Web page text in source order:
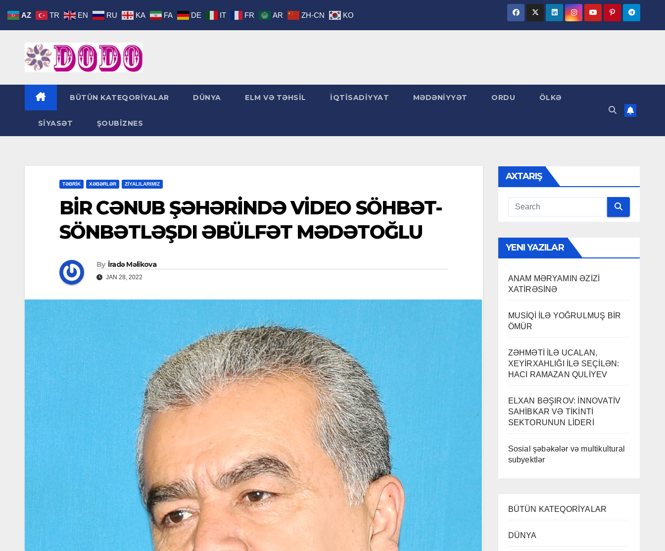
BÜTÜN KATEQORİYALAR DÜNYA ELM VƏ TƏHSİL İQTİSADİYYAT MƏDƏNİYYƏT ORDU ÖLKƏ
SİYASƏT ŞOUBİZNES
TƏBRİK XƏBƏRLƏR ZİYALILARIMIZ
BİR CƏNUB ŞƏHƏRİNDƏ VİDEO SÖHBƏT-
SÖNBƏTLƏŞDI ƏBÜLFƏT MƏDƏTOĞLU
By İradə Məlikova
JAN 28, 2022
AXTARIŞ
YENI YAZILAR
ANAM MƏRYAMIN ƏZİZİ
XATİRƏSİNƏ
MUSİQİ İLƏ YOĞRULMUŞ BİR
ÖMÜR
ZƏHMƏTİ İLƏ UCALAN,
XEYİRXAHLIĞI İLƏ SEÇİLƏN:
HACI RAMAZAN QULİYEV
ELXAN BƏŞIROV: İNNOVATİV
SAHİBKAR VƏ TİKİNTİ
SEKTORUNUN LİDERİ
Sosial şəbəkələr və multikultural
subyektlər
BÜTÜN KATEQORİYALAR
DÜNYA
AZ TR EN RU KA FA DE IT FR AR ZH-CN KO